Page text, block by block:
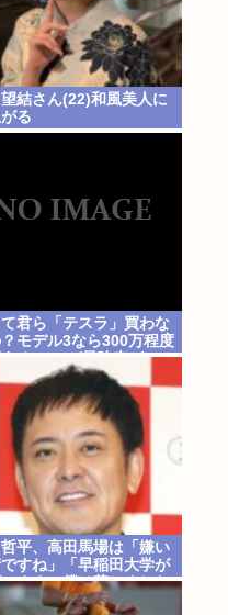
結さん(22)和風美人に
る
君ら「テスラ」買わな
モデル3なら300万程度
る.コスパ最強車がここ
のに
平、高田馬場は「嫌い
すね」「早稲田大学が
ます、僕は落ちました